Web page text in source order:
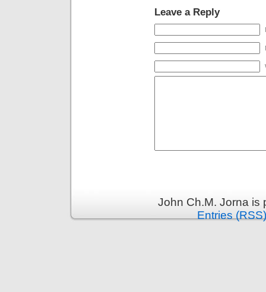
Leave a Reply
John Ch.M. Jorna
Entries (RSS)